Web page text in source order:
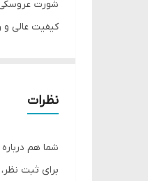
شورت عروسکی
کیفیت عالی و
سایز XXL مناسب ( 40 _44)
وارداتی
نظرات
شما هم
برای ثبت